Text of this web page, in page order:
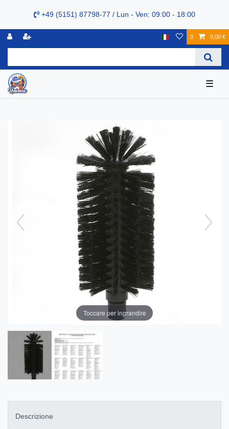
+49 (5151) 87798-77 / Lun - Ven: 09:00 - 18:00
0 0,00 €
☰
Toccare per ingrandire
Descrizione